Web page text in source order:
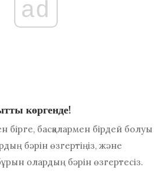
ad
көргенде!
бірге, басқалармен бірдей болуы
бәрін өзгертіңіз, және
олардың бәрін өзгертесіз.